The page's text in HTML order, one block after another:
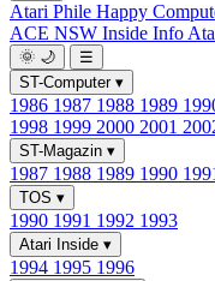
Atari Phile Happy
ACE NSW Inside Info
🌞 🌙
☰
ST-Computer ▾
1986 1987 1988 1989
1998 1999 2000 2001
ST-Magazin ▾
1987 1988 1989 1990
TOS ▾
1990 1991 1992 1993
Atari Inside ▾
1994 1995 1996